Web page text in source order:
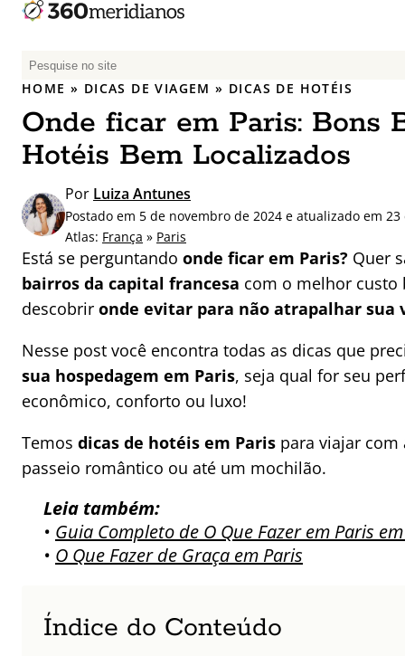
P
e
q
u
i
a
r
p
o
:
HOME » DICAS DE VIAGEM » DICAS DE HOTÉIS
Onde ficar em Paris: Bons
Hotéis Bem Localizados
Por Luiza Antunes
Postado em 5 de novembro de 2024 e atualizado em
Atlas: França » Paris
Está se perguntando onde ficar em Paris? Quer
bairros da capital francesa com o melhor custo
descobrir onde evitar para não atrapalhar sua
Nesse post você encontra todas as dicas que
sua hospedagem em Paris, seja qual for seu
econômico, conforto ou luxo!
Temos dicas de hotéis em Paris para viajar
passeio romântico ou até um mochilão.
Leia também:
• Guia Completo de O Que Fazer em Paris
• O Que Fazer de Graça em Paris
Índice do Conteúdo